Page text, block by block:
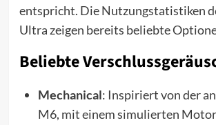
entspricht. Die Nutzungstatistiken
Ultra zeigen bereits beliebte
Beliebte
Mechanical: Inspiriert von der
M6, mit einem simulierten